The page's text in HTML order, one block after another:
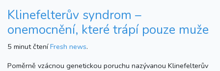
Klinefelterův syndrom –
onemocnění, které trápí pouze muže
5 minut čtení Fresh news.
Poměrně vzácnou genetickou poruchu nazývanou Klinefelterův